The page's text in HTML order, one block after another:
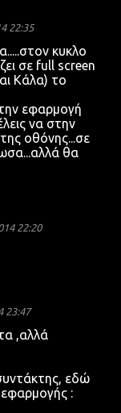
22:35
κυκλο
σε full screen
Κάλα) το
εφαρμογή
να στην
της οθόνης...σε
θα
22:20
23:47
,αλλά
εδώ
: